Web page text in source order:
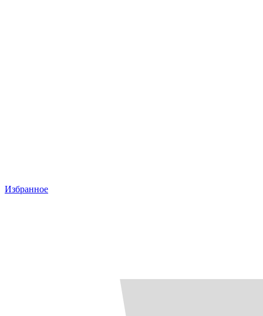
Избранное